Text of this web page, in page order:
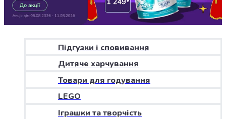
Ром
Текіла
мескаль
і
наливки
Настоянки,
бальзами,
біттери
Підгузки і сповивання
Дитяче харчування
Товари для годування
LEGO
Іграшки та творчість